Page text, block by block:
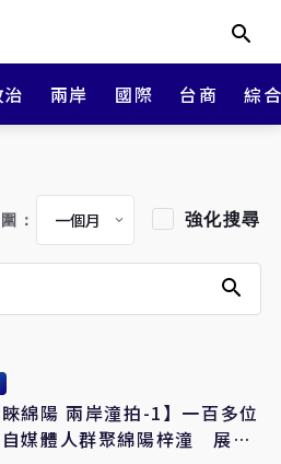
兩岸 國際 台商 綜
： 強化搜尋
睞綿陽 兩岸潼拍-1】一百多位
媒體人群聚綿陽梓潼 展開